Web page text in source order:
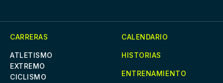
CARRERAS
ATLETISMO
EXTREMO
CICLISMO
CALENDARIO
HISTORIAS
ENTRENAMIENTO